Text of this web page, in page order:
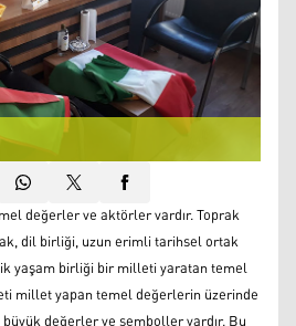
değerler ve aktörler vardır. Toprak
dil birliği, uzun erimli tarihsel ortak
yaşam birliği bir milleti yaratan temel
millet yapan temel değerlerin üzerinde